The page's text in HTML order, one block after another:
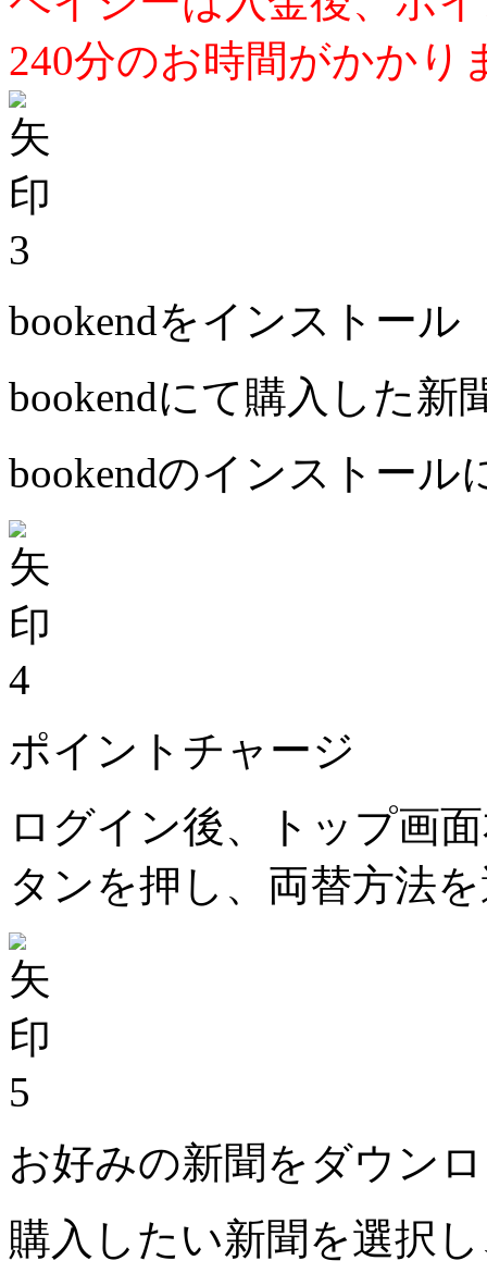
240分のお時間がかかり
3
bookendをインストール
bookendにて購入した新
bookendのインストール
4
ポイントチャージ
ログイン後、トップ画
タンを押し、両替方法
5
お好みの新聞をダウン
購入したい新聞を選択